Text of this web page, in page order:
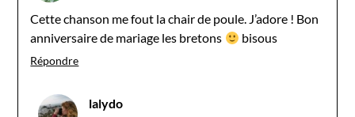
Cette chanson me fout la chair de poule. J’adore ! Bon
anniversaire de mariage les bretons
bisous
Répondre
lalydo